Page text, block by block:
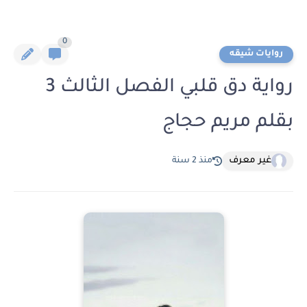
روايات شيقه
0
رواية دق قلبي الفصل الثالث 3
بقلم مريم حجاج
غير معرف منذ 2 سنة